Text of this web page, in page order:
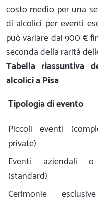
costo medio per una
di alcolici per eventi
può variare dai 900 €
seconda della rarità
Tabella riassuntiva
alcolici a Pisa
Tipologia di evento
Piccoli eventi
private)
Eventi aziendali
(standard)
Cerimonie